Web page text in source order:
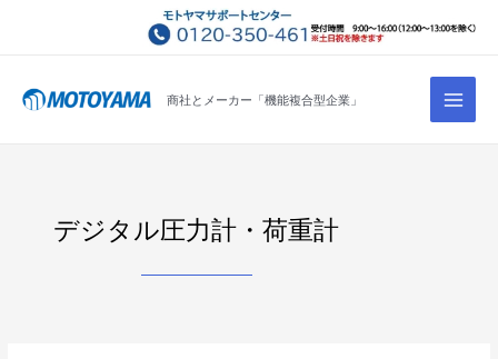
商社とメーカー「機能複合型企業」
Main
デジタル圧力計・荷重計